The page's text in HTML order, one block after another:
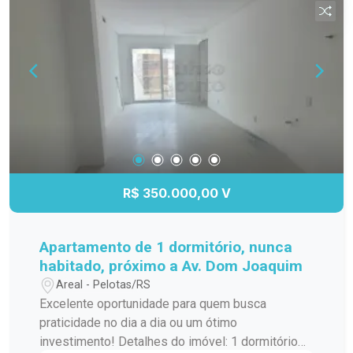
R$ 350.000,00 V
Apartamento de 1 dormitório, nunca
habitado, próximo a Av. Dom Joaquim
Areal - Pelotas/RS
Excelente oportunidade para quem busca
praticidade no dia a dia ou um ótimo
investimento! Detalhes do imóvel: 1 dormitório